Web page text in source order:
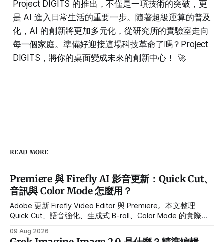
Project DIGITS 的推出，不僅是一項技術的突破，更
是 AI 進入日常生活的重要一步。隨著超級運算的普及
化，AI 的創新將更加多元化，從研究所的實驗室走向
每一個家庭。準備好迎接這場科技革命了嗎？Project
DIGITS，將你的桌面變成未來的創新中心！ 🚀
READ MORE
Premiere 與 Firefly AI 影音更新：Quick Cut、
音訊與 Color Mode 怎麼用？
Adobe 更新 Firefly Video Editor 與 Premiere。本文整理
Quick Cut、語音強化、生成式 B-roll、Color Mode 的實際用
09 Aug 2026